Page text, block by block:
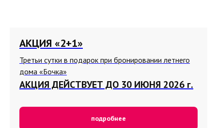
АКЦИЯ «2+1»
Третьи сутки в подарок при бронировании летнего
дома «Бочка»
АКЦИЯ ДЕЙСТВУЕТ ДО 30 ИЮНЯ 2026 г.
подробнее